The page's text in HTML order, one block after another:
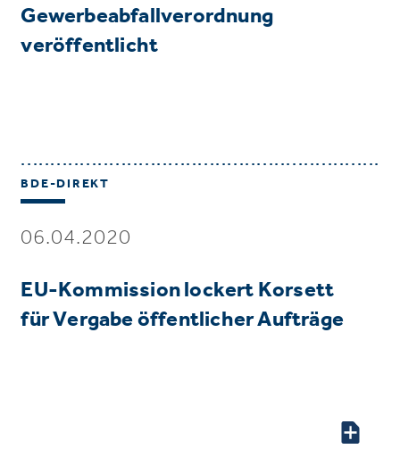
Gewerbeabfallverordnung
veröffentlicht
BDE-DIREKT
06.04.2020
EU-Kommission lockert Korsett
für Vergabe öffentlicher Aufträge